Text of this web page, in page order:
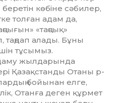
көбіне сәбилер,
толған адам да,
«таң­сық»
таң­дап алады. Бұны
тұсымыз.
жыл­дарында
Қазақстанды Отаны р­
бойы­нан елге,
Отанға деген құрмет